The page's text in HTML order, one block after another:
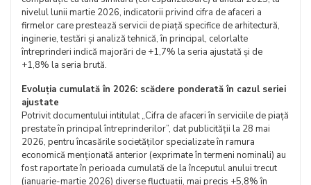
nivelul lunii martie 2026, indicatorii privind cifra de afaceri a
firmelor care prestează servicii de piață specifice de arhitectură,
inginerie, testări și analiză tehnică, în principal, celorlalte
întreprinderi indică majorări de +1,7% la seria ajustată și de
+1,8% la seria brută.
Evoluția cumulată în 2026: scădere ponderată în cazul seriei
ajustate
Potrivit documentului intitulat „Cifra de afaceri în serviciile de piață
prestate în principal întreprinderilor”, dat publicității la 28 mai
2026, pentru încasările societăților specializate în ramura
economică menționată anterior (exprimate în termeni nominali) au
fost raportate în perioada cumulată de la începutul anului trecut
(ianuarie-martie 2026) diverse fluctuații, mai precis +5,8% în